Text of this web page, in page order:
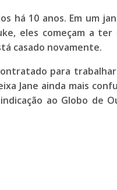
há 10 anos. Em um
eles começam a ter
casado novamente.
para
Jane ainda mais
ao Globo de